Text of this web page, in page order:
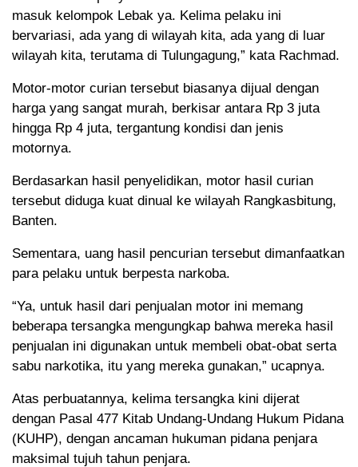
masuk kelompok Lebak ya. Kelima pelaku ini
bervariasi, ada yang di wilayah kita, ada yang di luar
wilayah kita, terutama di Tulungagung,” kata Rachmad.
Motor-motor curian tersebut biasanya dijual dengan
harga yang sangat murah, berkisar antara Rp 3 juta
hingga Rp 4 juta, tergantung kondisi dan jenis
motornya.
Berdasarkan hasil penyelidikan, motor hasil curian
tersebut diduga kuat dinual ke wilayah Rangkasbitung,
Banten.
Sementara, uang hasil pencurian tersebut dimanfaatkan
para pelaku untuk berpesta narkoba.
“Ya, untuk hasil dari penjualan motor ini memang
beberapa tersangka mengungkap bahwa mereka hasil
penjualan ini digunakan untuk membeli obat-obat serta
sabu narkotika, itu yang mereka gunakan,” ucapnya.
Atas perbuatannya, kelima tersangka kini dijerat
dengan Pasal 477 Kitab Undang-Undang Hukum Pidana
(KUHP), dengan ancaman hukuman pidana penjara
maksimal tujuh tahun penjara.